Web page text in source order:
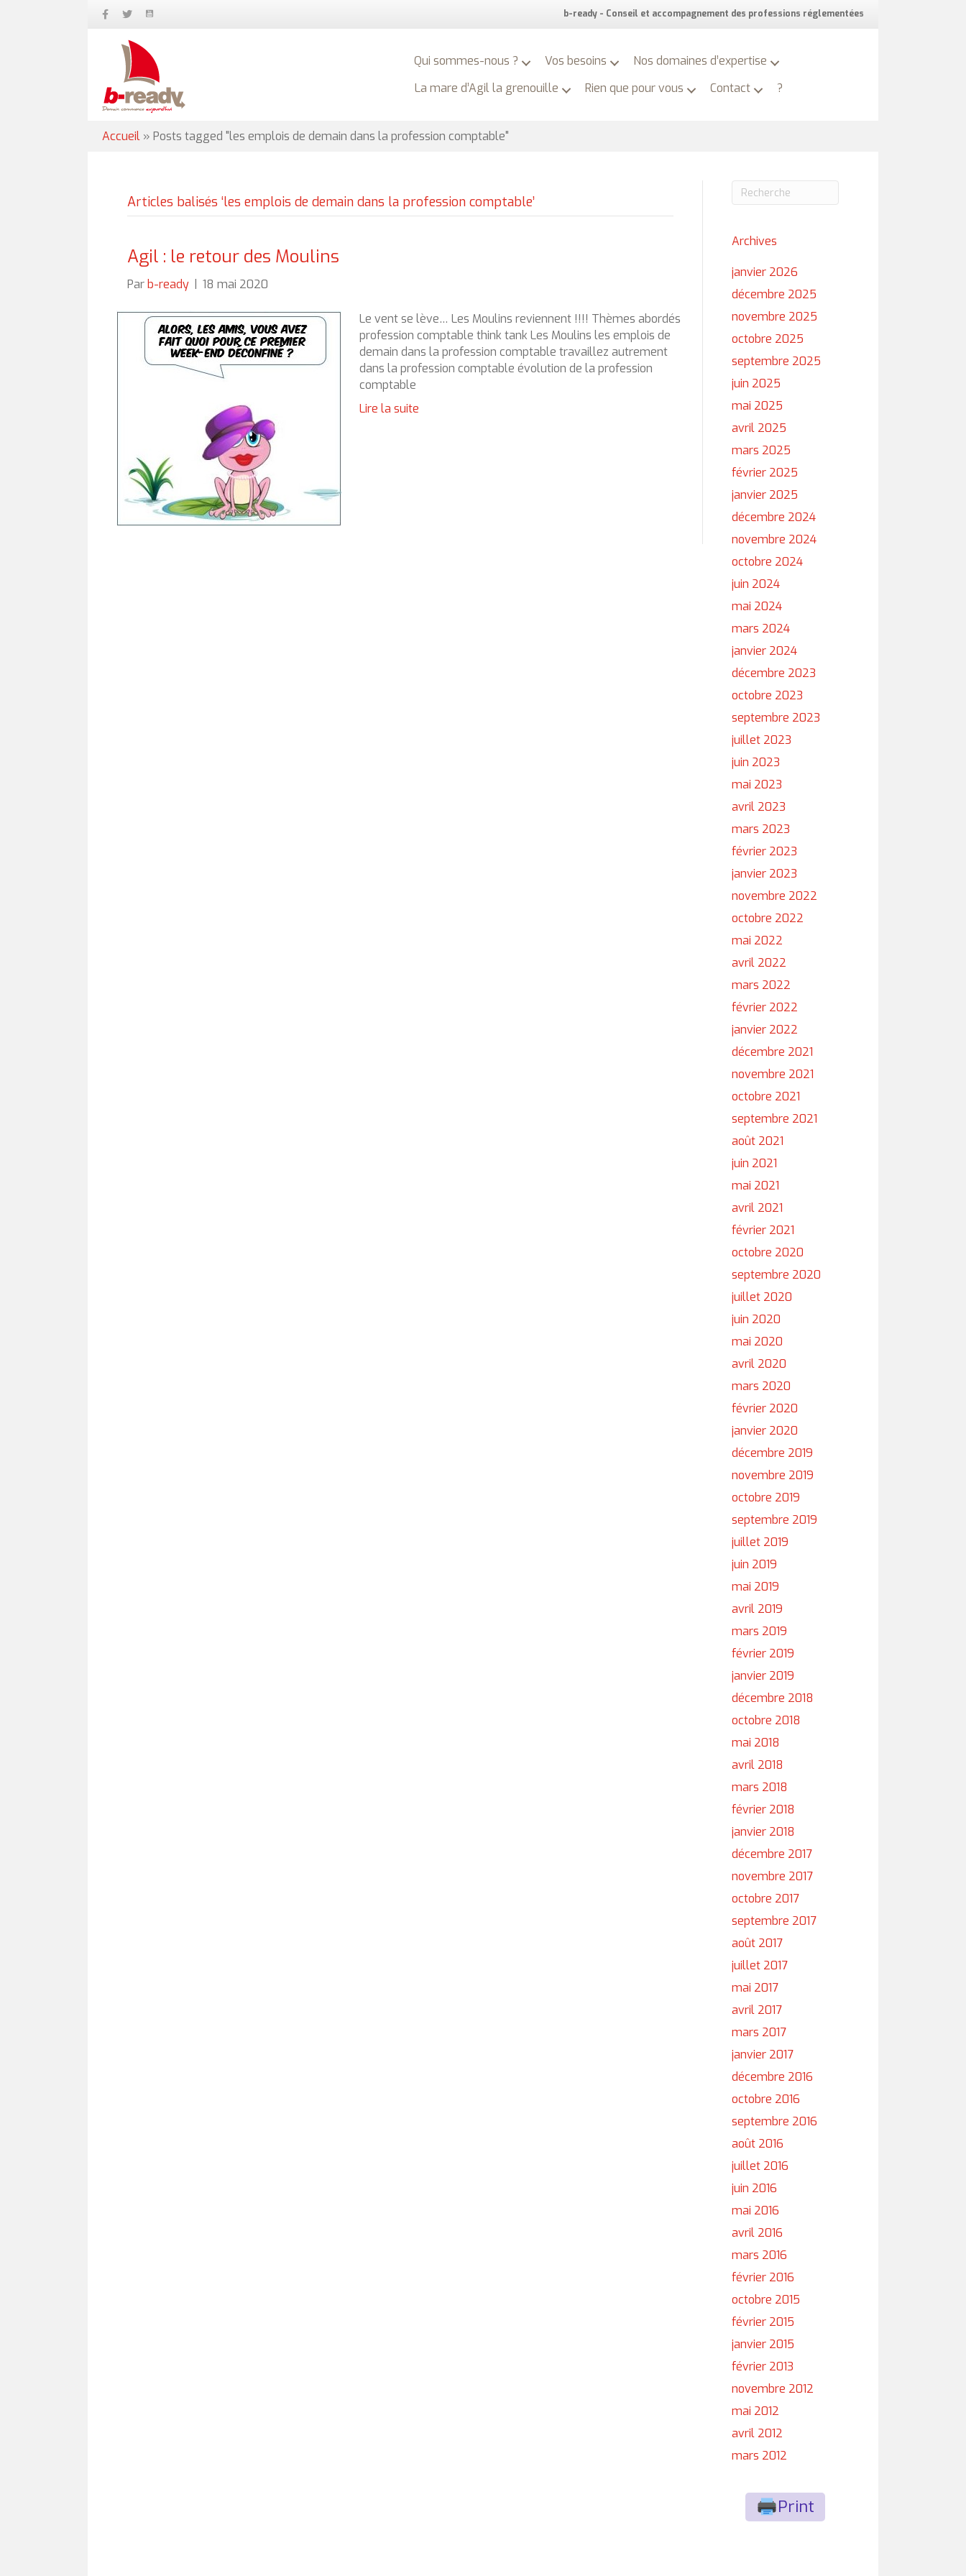
b-ready - Conseil et accompagnement des professions réglementées
Qui sommes-nous ? Vos besoins
Nos domaines d’expertise
La mare d’Agil la grenouille
Rien que pour vous Contact ?
Accueil » Posts tagged "les emplois de demain dans la profession comptable"
Articles balisés ‘les emplois de demain dans la profession comptable’
Agil : le retour des Moulins
Par b-ready 18 mai 2020
Le vent se lève… Les Moulins reviennent !!!! Thèmes abordés
profession comptable think tank Les Moulins les emplois de
demain dans la profession comptable travaillez autrement
dans la profession comptable évolution de la profession
comptable
Lire la suite
Archives
janvier 2026
décembre 2025
novembre 2025
octobre 2025
septembre 2025
juin 2025
mai 2025
avril 2025
mars 2025
février 2025
janvier 2025
décembre 2024
novembre 2024
octobre 2024
juin 2024
mai 2024
mars 2024
janvier 2024
décembre 2023
octobre 2023
septembre 2023
juillet 2023
juin 2023
mai 2023
avril 2023
mars 2023
février 2023
janvier 2023
novembre 2022
octobre 2022
mai 2022
avril 2022
mars 2022
février 2022
janvier 2022
décembre 2021
novembre 2021
octobre 2021
septembre 2021
août 2021
juin 2021
mai 2021
avril 2021
février 2021
octobre 2020
septembre 2020
juillet 2020
juin 2020
mai 2020
avril 2020
mars 2020
février 2020
janvier 2020
décembre 2019
novembre 2019
octobre 2019
septembre 2019
juillet 2019
juin 2019
mai 2019
avril 2019
mars 2019
février 2019
janvier 2019
décembre 2018
octobre 2018
mai 2018
avril 2018
mars 2018
février 2018
janvier 2018
décembre 2017
novembre 2017
octobre 2017
septembre 2017
août 2017
juillet 2017
mai 2017
avril 2017
mars 2017
janvier 2017
décembre 2016
octobre 2016
septembre 2016
août 2016
juillet 2016
juin 2016
mai 2016
avril 2016
mars 2016
février 2016
octobre 2015
février 2015
janvier 2015
février 2013
novembre 2012
mai 2012
avril 2012
mars 2012
Print